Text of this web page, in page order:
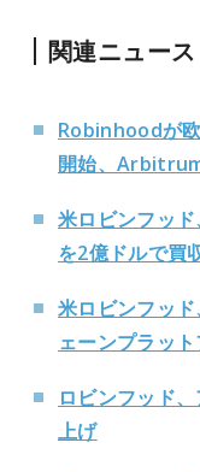
関連ニュース
Robinhoodが
開始、
米ロビンフッ
を2億ドルで買
米ロビンフッ
ェーンプラッ
ロビンフッド
上げ